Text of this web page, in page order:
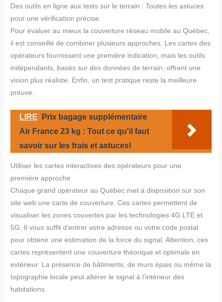
Des outils en ligne aux tests sur le terrain : Toutes les astuces
pour une vérification précise
Pour évaluer au mieux la couverture réseau mobile au Québec,
il est conseillé de combiner plusieurs approches. Les cartes des
opérateurs fournissent une première indication, mais les outils
indépendants, basés sur des données de terrain, offrent une
vision plus réaliste. Enfin, un test pratique reste la meilleure
preuve.
LIRE
Prix bagage supplémentaire
Air France 23 kg : Tout ce qu'il faut
savoir sur les frais et astuces!
Utiliser les cartes interactives des opérateurs pour une
première approche
Chaque grand opérateur au Québec met à disposition sur son
site web une carte de couverture. Ces cartes permettent de
visualiser les zones couvertes par les technologies 4G LTE et
5G. Il vous suffit d’entrer votre adresse ou votre code postal
pour obtenir une estimation de la force du signal. Attention, ces
cartes représentent une couverture théorique et optimale en
extérieur. La présence de bâtiments, de murs épais ou même la
topographie locale peut altérer le signal à l’intérieur des
habitations.